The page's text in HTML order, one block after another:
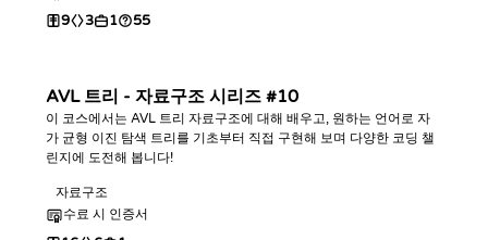
9 3 1 55
AVL 트리 - 자료구조 시리즈 #10
이 코스에서는 AVL 트리 자료구조에 대해 배우고, 원하는 언어로 자
가 균형 이진 탐색 트리를 기초부터 직접 구현해 보며 다양한 코딩 챌
린지에 도전해 봅니다!
자료구조
수료 시 인증서